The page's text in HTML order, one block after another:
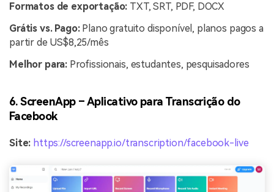
Formatos de exportação: TXT, SRT, PDF, DOCX
Grátis vs. Pago: Plano gratuito disponível, planos pagos a
partir de US$8,25/mês
Melhor para: Profissionais, estudantes, pesquisadores
6. ScreenApp – Aplicativo para Transcrição do
Facebook
Site: https://screenapp.io/transcription/facebook-live